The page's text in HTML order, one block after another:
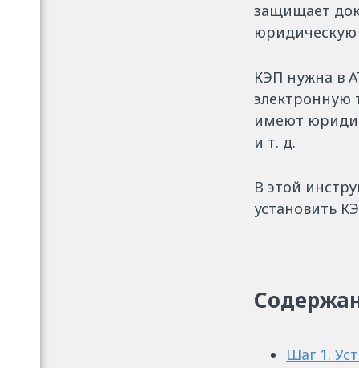
защищает
юридическую
КЭП нужна в
электронную
имеют
и т. д.
В этой
установить
Шаг 1.